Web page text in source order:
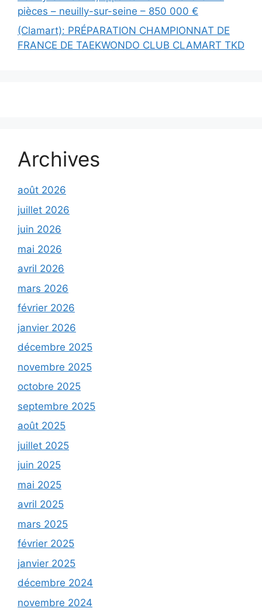
pièces – neuilly-sur-seine – 850 000 €
(Clamart): PRÉPARATION CHAMPIONNAT DE
FRANCE DE TAEKWONDO CLUB CLAMART TKD
Archives
août 2026
juillet 2026
juin 2026
mai 2026
avril 2026
mars 2026
février 2026
janvier 2026
décembre 2025
novembre 2025
octobre 2025
septembre 2025
août 2025
juillet 2025
juin 2025
mai 2025
avril 2025
mars 2025
février 2025
janvier 2025
décembre 2024
novembre 2024